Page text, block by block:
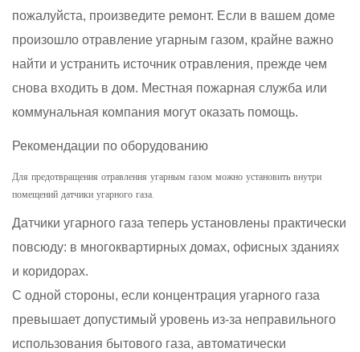
пожалуйста, произведите ремонт. Если в вашем доме
произошло отравление угарным газом, крайне важно
найти и устранить источник отравления, прежде чем
снова входить в дом. Местная пожарная служба или
коммунальная компания могут оказать помощь.
Рекомендации по оборудованию
Для предотвращения отравления угарным газом можно установить внутри
помещений датчики угарного газа.
Датчики угарного газа теперь установлены практически
повсюду: в многоквартирных домах, офисных зданиях
и коридорах.
С одной стороны, если концентрация угарного газа
превышает допустимый уровень из-за неправильного
использования бытового газа, автоматически